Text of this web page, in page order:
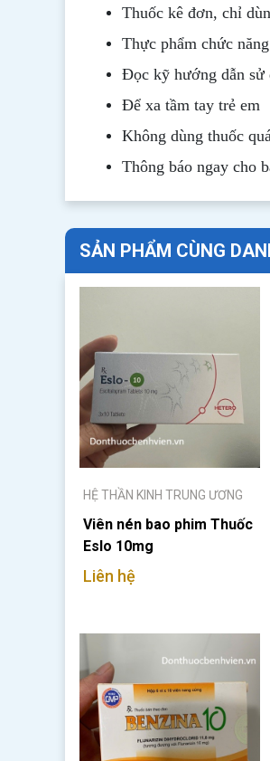
Thuốc kê đơn, chỉ
Thực phẩm chức
Đọc kỹ hướng dẫn sử
Để xa tầm tay trẻ em
Không dùng thuốc
Thông báo ngay cho
SẢN PHẨM CÙNG
HỆ THẦN KINH TRUNG ƯƠNG
Viên nén bao phim Thuốc
Eslo 10mg
Liên hệ